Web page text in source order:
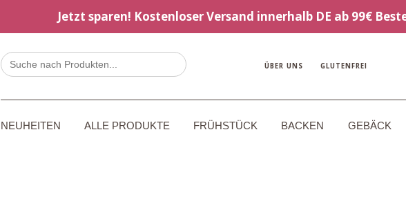
Jetzt sparen! Kostenloser Versand innerhalb DE ab 99€
Search
for: ÜBER UNS GLUTENFREI
NEUHEITEN ALLE PRODUKTE FRÜHSTÜCK BACKEN GEBÄCK